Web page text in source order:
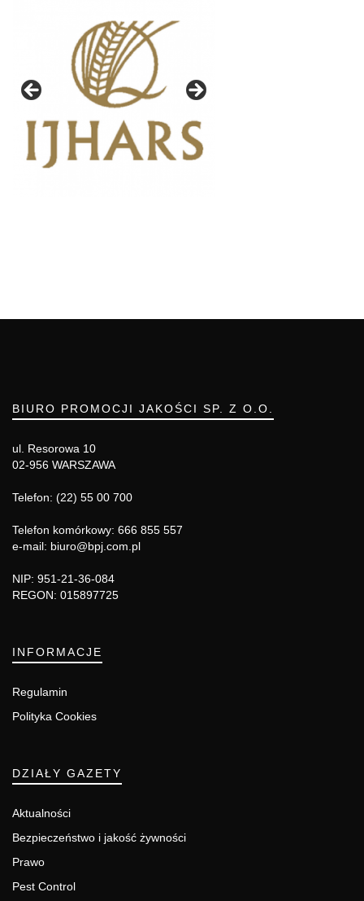
BIURO PROMOCJI JAKOŚCI SP. Z O.O.
ul. Resorowa 10
02-956 WARSZAWA
Telefon: (22) 55 00 700
Telefon komórkowy: 666 855 557
e-mail: biuro@bpj.com.pl
NIP: 951-21-36-084
REGON: 015897725
INFORMACJE
Regulamin
Polityka Cookies
DZIAŁY GAZETY
Aktualności
Bezpieczeństwo i jakość żywności
Prawo
Pest Control